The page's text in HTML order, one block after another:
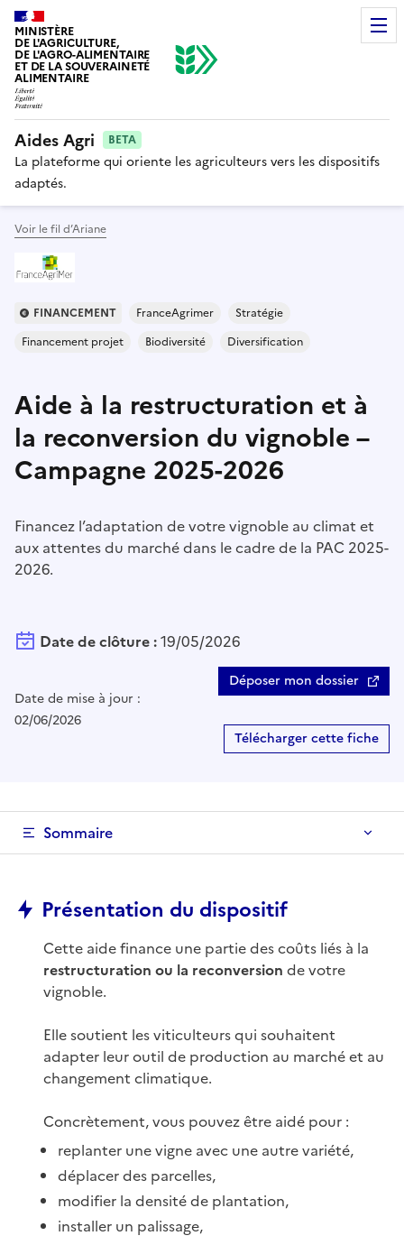
MINISTÈRE
DE L'AGRICULTURE,
DE L'AGRO-ALIMENTAIRE
ET DE LA SOUVERAINETÉ
ALIMENTAIRE
Aides Agri BETA
La plateforme qui oriente les agriculteurs vers les dispositifs
adaptés.
Voir le fil d’Ariane
FINANCEMENT FranceAgrimer
Stratégie
Financement projet
Biodiversité Diversification
Aide à la restructuration et à
la reconversion du vignoble –
Campagne 2025-2026
Financez l’adaptation de votre vignoble au climat et
aux attentes du marché dans le cadre de la PAC 2025-
2026.
Date de clôture :19/05/2026
Date de mise à jour :
02/06/2026
Déposer mon dossier
Télécharger cette fiche
Sommaire
Présentation du dispositif
Cette aide finance une partie des coûts liés à la
restructuration ou la reconversion de votre
vignoble.
Elle soutient les viticulteurs qui souhaitent
adapter leur outil de production au marché et au
changement climatique.
Concrètement, vous pouvez être aidé pour :
replanter une vigne avec une autre variété,
déplacer des parcelles,
modifier la densité de plantation,
installer un palissage,